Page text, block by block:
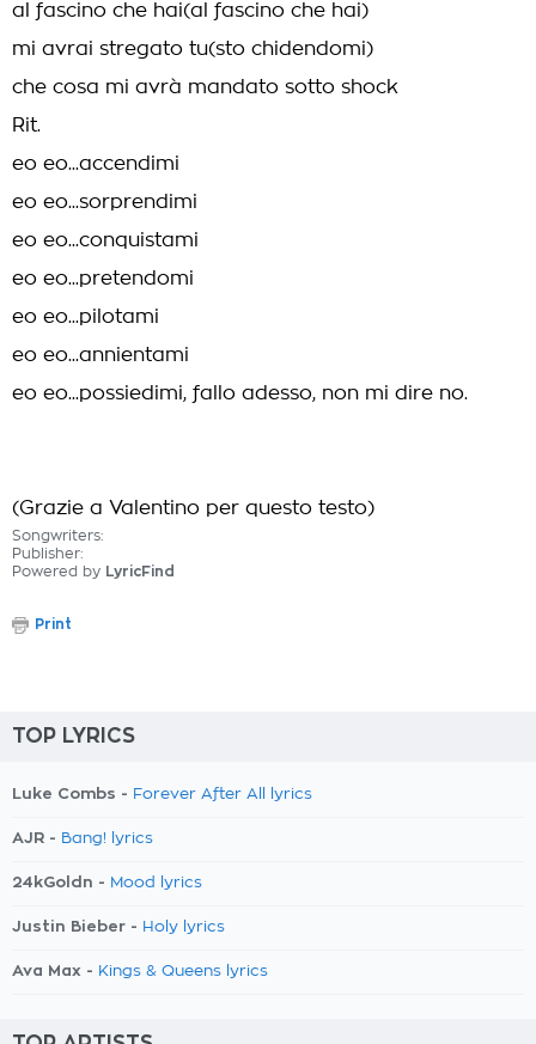
al fascino che hai(al fascino che hai)
mi avrai stregato tu(sto chidendomi)
che cosa mi avrà mandato sotto shock
Rit.
eo eo...accendimi
eo eo...sorprendimi
eo eo...conquistami
eo eo...pretendomi
eo eo...pilotami
eo eo...annientami
eo eo...possiedimi, fallo adesso, non mi dire no.
(Grazie a Valentino per questo testo)
Songwriters:
Publisher:
Powered by LyricFind
Print
TOP LYRICS
Luke Combs - Forever After All lyrics
AJR - Bang! lyrics
24kGoldn - Mood lyrics
Justin Bieber - Holy lyrics
Ava Max - Kings & Queens lyrics